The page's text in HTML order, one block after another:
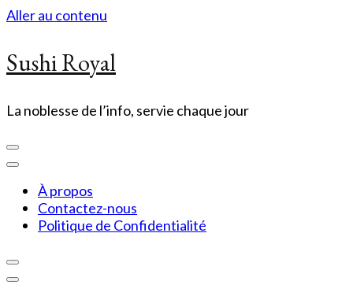
Aller au contenu
Sushi Royal
La noblesse de l’info, servie chaque jour
À propos
Contactez-nous
Politique de Confidentialité